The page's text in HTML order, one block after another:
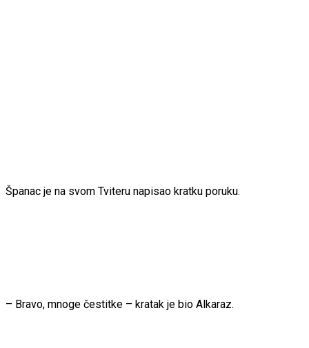
Španac je na svom Tviteru napisao kratku poruku.
– Bravo, mnoge čestitke – kratak je bio Alkaraz.